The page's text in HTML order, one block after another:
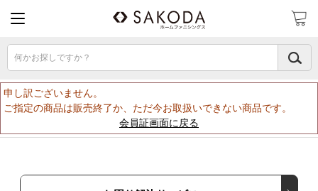
何かお探しですか？
申し訳ございません。
ご指定の商品は販売終了か、ただ今お取扱いできない商品です。
会員証画面に戻る